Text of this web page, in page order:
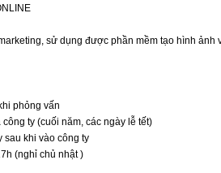
sử dụng được phần mềm tạo hình
phỏng vấn
ty (cuối năm, các ngày lễ tết)
khi vào công ty
(nghỉ chủ nhật )